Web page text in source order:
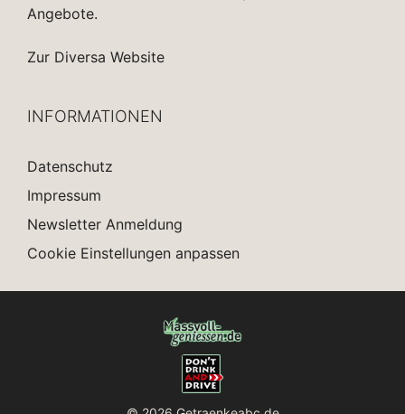
Angebote.
Zur Diversa Website
INFORMATIONEN
Datenschutz
Impressum
Newsletter Anmeldung
Cookie Einstellungen anpassen